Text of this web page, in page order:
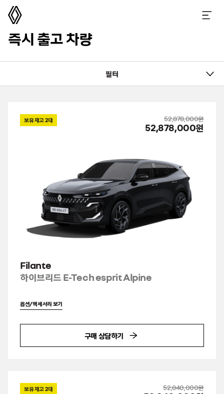
르노코리아 메뉴 열기
즉시 출고 차량
필터
보유 재고2대 52,878,000원
52,878,000원
Filante
하이브리드 E-Tech esprit Alpine
옵션/액세서리 보기
구매 상담하기
보유 재고2대 52,840,000원